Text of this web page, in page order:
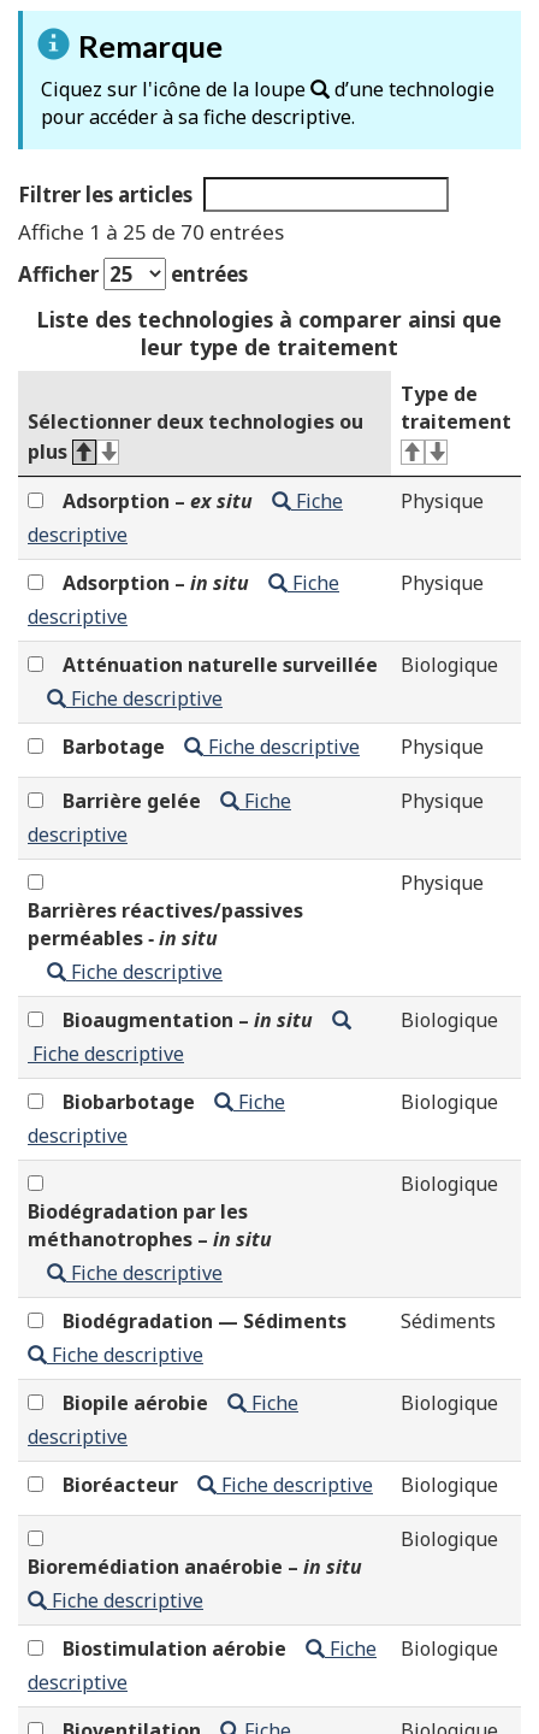
Remarque
Ciquez sur l'icône de la loupe
d’une technologie
pour accéder à sa fiche descriptive.
Filtrer les articles
Affiche 1 à 25 de 70 entrées
Afficher
entrées
Liste des technologies à comparer ainsi que
leur type de traitement
Sélectionner deux technologies ou
plus
Type de
traitement
Adsorption – ex situ
Fiche
descriptive
Physique
Adsorption – in situ
Fiche
descriptive
Physique
Atténuation naturelle surveillée
Fiche descriptive
Biologique
Barbotage Fiche descriptive Physique
Barrière gelée
Fiche
descriptive
Physique
Barrières réactives/passives
perméables ‐in situ
Fiche descriptive
Physique
Bioaugmentation – in situ
Fiche descriptive
Biologique
Biobarbotage
Fiche
descriptive
Biologique
Biodégradation par les
méthanotrophes – in situ
Fiche descriptive
Biologique
Biodégradation — Sédiments
Fiche descriptive
Sédiments
Biopile aérobie
Fiche
descriptive
Biologique
Bioréacteur Fiche descriptive Biologique
Bioremédiation anaérobie – in situ
Fiche descriptive
Biologique
Biostimulation aérobie
Fiche
descriptive
Biologique